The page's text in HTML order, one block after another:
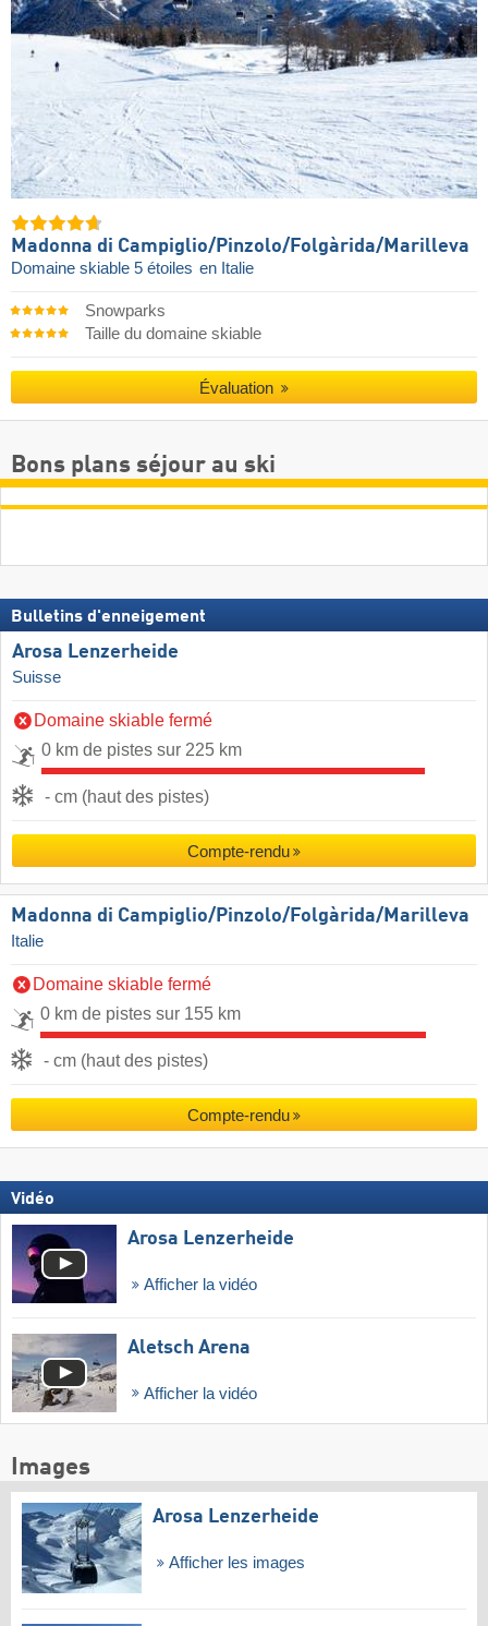
Madonna di Campiglio/​Pinzolo/​Folgàrida/​Marilleva
Domaine skiable 5 étoiles en Italie
Snowparks
Taille du domaine skiable
Évaluation
Bons plans séjour au ski
Bulletins d'enneigement
Arosa Lenzerheide
Suisse
Domaine skiable fermé
0 km de pistes sur 225 km
- cm (haut des pistes)
Compte-rendu
Madonna di Campiglio/​Pinzolo/​Folgàrida/​Marilleva
Italie
Domaine skiable fermé
0 km de pistes sur 155 km
- cm (haut des pistes)
Compte-rendu
Vidéo
Arosa Lenzerheide
Afficher la vidéo
Aletsch Arena
Afficher la vidéo
Images
Arosa Lenzerheide
Afficher les images